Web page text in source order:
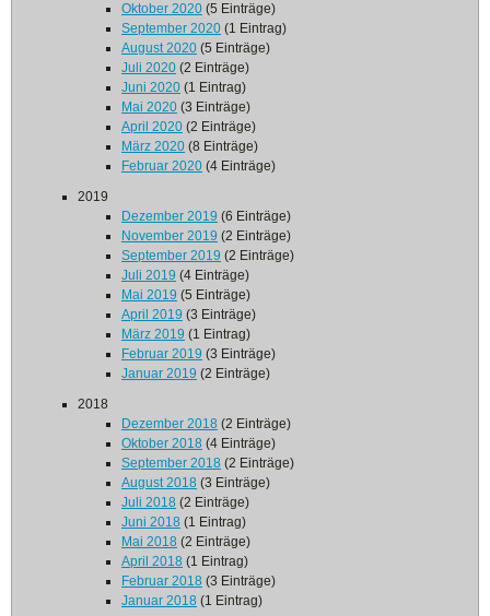
Oktober 2020 (5 Einträge)
September 2020 (1 Eintrag)
August 2020 (5 Einträge)
Juli 2020 (2 Einträge)
Juni 2020 (1 Eintrag)
Mai 2020 (3 Einträge)
April 2020 (2 Einträge)
März 2020 (8 Einträge)
Februar 2020 (4 Einträge)
2019
Dezember 2019 (6 Einträge)
November 2019 (2 Einträge)
September 2019 (2 Einträge)
Juli 2019 (4 Einträge)
Mai 2019 (5 Einträge)
April 2019 (3 Einträge)
März 2019 (1 Eintrag)
Februar 2019 (3 Einträge)
Januar 2019 (2 Einträge)
2018
Dezember 2018 (2 Einträge)
Oktober 2018 (4 Einträge)
September 2018 (2 Einträge)
August 2018 (3 Einträge)
Juli 2018 (2 Einträge)
Juni 2018 (1 Eintrag)
Mai 2018 (2 Einträge)
April 2018 (1 Eintrag)
Februar 2018 (3 Einträge)
Januar 2018 (1 Eintrag)